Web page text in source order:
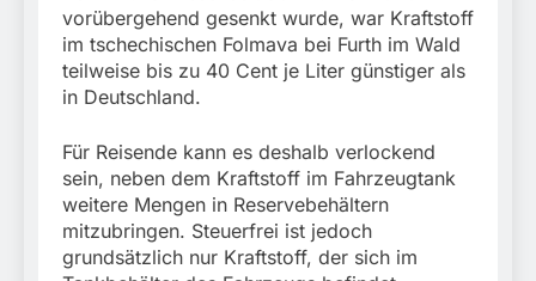
vorübergehend gesenkt wurde, war Kraftstoff
im tschechischen Folmava bei Furth im Wald
teilweise bis zu 40 Cent je Liter günstiger als
in Deutschland.
Für Reisende kann es deshalb verlockend
sein, neben dem Kraftstoff im Fahrzeugtank
weitere Mengen in Reservebehältern
mitzubringen. Steuerfrei ist jedoch
grundsätzlich nur Kraftstoff, der sich im